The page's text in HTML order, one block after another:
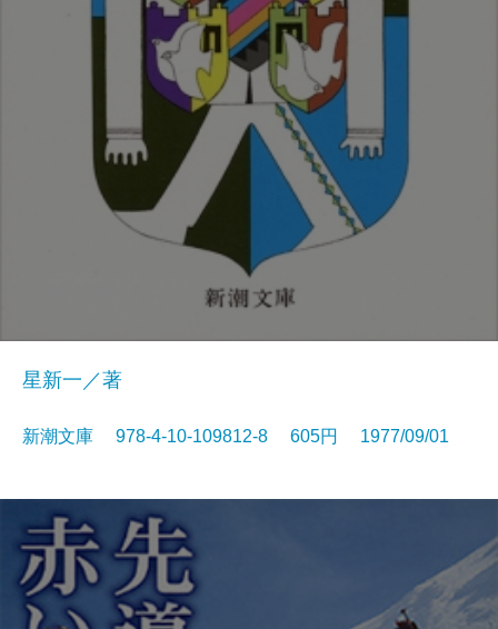
星新一／著
新潮文庫 978-4-10-109812-8 605円 1977/09/01